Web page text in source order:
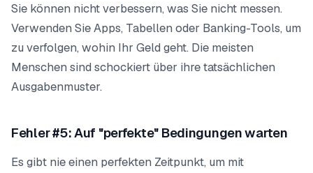
Sie können nicht verbessern, was Sie nicht messen.
Verwenden Sie Apps, Tabellen oder Banking-Tools, um
zu verfolgen, wohin Ihr Geld geht. Die meisten
Menschen sind schockiert über ihre tatsächlichen
Ausgabenmuster.
Fehler #5: Auf "perfekte" Bedingungen warten
Es gibt nie einen perfekten Zeitpunkt, um mit